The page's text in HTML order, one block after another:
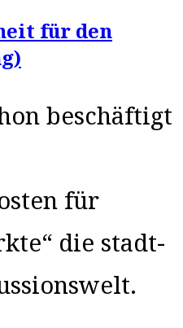
für den
beschäftigt
für
die stadt-